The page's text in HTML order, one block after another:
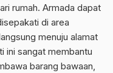
rumah. Armada dapat
di area
menuju alamat
ini sangat membantu
barang bawaan,